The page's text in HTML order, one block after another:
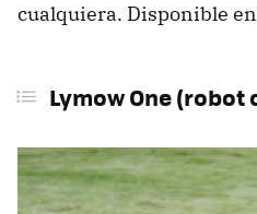
cualquiera. Disponible
Lymow One